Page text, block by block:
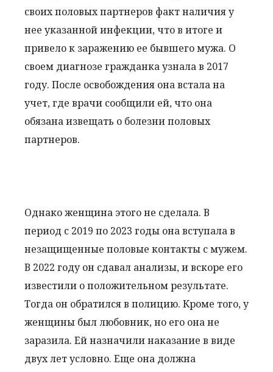
своих половых партнеров факт наличия у
нее указанной инфекции, что в итоге и
привело к заражению ее бывшего мужа. О
своем диагнозе гражданка узнала в 2017
году. После освобождения она встала на
учет, где врачи сообщили ей, что она
обязана извещать о болезни половых
партнеров.
Однако женщина этого не сделала. В
период с 2019 по 2023 годы она вступала в
незащищенные половые контакты с мужем.
В 2022 году он сдавал анализы, и вскоре его
известили о положительном результате.
Тогда он обратился в полицию. Кроме того, у
женщины был любовник, но его она не
заразила. Ей назначили наказание в виде
двух лет условно. Еще она должна